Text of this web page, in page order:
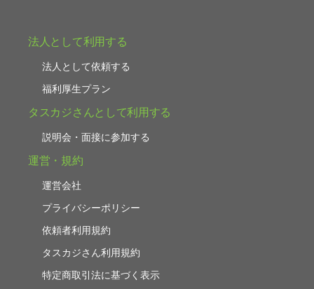
法人として利用する
法人として依頼する
福利厚生プラン
タスカジさんとして利用する
説明会・面接に参加する
運営・規約
運営会社
プライバシーポリシー
依頼者利用規約
タスカジさん利用規約
特定商取引法に基づく表示